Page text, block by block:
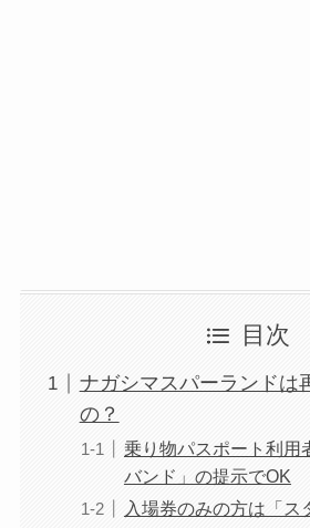
目次
ナガシマスパーランドは
の？
乗り物パスポート利用
バンド」の提示でOK
入場券のみの方は「ス